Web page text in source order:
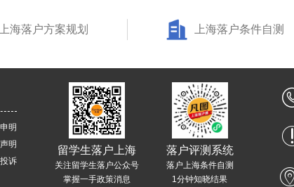
上海落户方案规划 上海落户条件自测
明
明
诉
留学生落户上海
关注留学生落户公众号
掌握一手政策消息
落户评测系统
落户上海条件自测
1分钟知晓结果